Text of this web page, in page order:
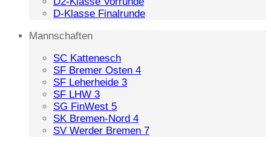
D-Klasse Finalrunde
Mannschaften
SC Kattenesch
SF Bremer Osten 4
SF Leherheide 3
SF LHW 3
SG FinWest 5
SK Bremen-Nord 4
SV Werder Bremen 7